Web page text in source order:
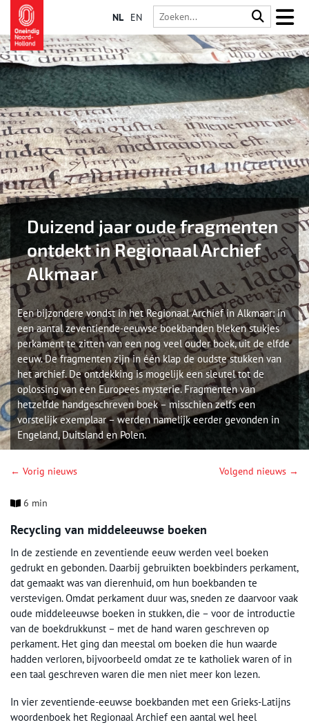
NL EN
Duizend jaar oude fragmenten
ontdekt in Regionaal Archief
Alkmaar
Een bijzondere vondst in het Regionaal Archief in Alkmaar: in
een aantal zeventiende-eeuwse boekbanden bleken stukjes
perkament te zitten van een nog veel ouder boek, uit de elfde
eeuw. De fragmenten zijn in één klap de oudste stukken van
het archief. De ontdekking is mogelijk een sleutel tot de
oplossing van een Europees mysterie. Fragmenten van
hetzelfde handgeschreven boek – misschien zelfs een
vorstelijk exemplaar – werden namelijk eerder gevonden in
Engeland, Duitsland en Polen.
← Vorig nieuws Volgend nieuws →
6 min
Recycling van middeleeuwse boeken
In de zestiende en zeventiende eeuw werden veel boeken
gedrukt en gebonden. Daarbij gebruikten boekbinders perkament,
dat gemaakt was van dierenhuid, om hun boekbanden te
verstevigen. Omdat perkament duur was, sneden ze daarvoor vaak
oude middeleeuwse boeken in stukken, die – voor de introductie
van de boekdrukkunst – met de hand waren geschreven op
perkament. Het ging dan meestal om boeken die hun waarde
hadden verloren, bijvoorbeeld omdat ze te katholiek waren of in
een taal geschreven waren die men niet meer kon lezen.
In vier zeventiende-eeuwse boekbanden met een Grieks-Latijns
woordenboek het Regionaal Archief een aantal wel heel